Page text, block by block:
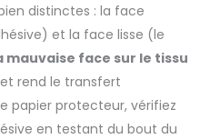
distinctes : la face
et la face lisse (le
mauvaise face sur le tissu
rend le transfert
papier protecteur, vérifiez
en testant du bout du